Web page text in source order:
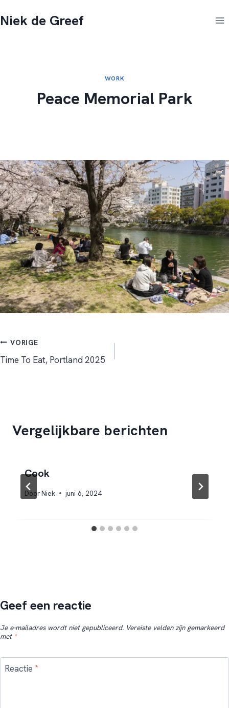
naar
Niek de Greef
WORK
Peace Memorial Park
Bericht
navigatie
VORIGE
Time To Eat, Portland 2025
Vergelijkbare berichten
Cook
DoorNiek juni 6, 2024
Geef een reactie
Je e-mailadres wordt niet gepubliceerd. Vereiste velden zijn gemarkeerd
met *
Reactie *